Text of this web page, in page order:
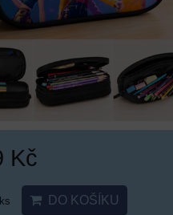
Kč
ks DO KOŠÍKU